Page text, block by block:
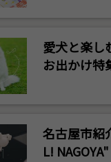
愛犬と楽し
お出かけ特
名古屋市紹
L!